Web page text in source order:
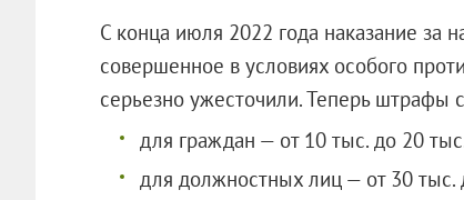
С конца июля 2022 года наказание за
совершенное в условиях особого
серьезно ужесточили. Теперь
для граждан — от 10 тыс. до 20
для должностных лиц — от 30 тыс.